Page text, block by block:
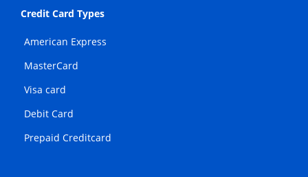
Credit Card Types
American Express
MasterCard
Visa card
Debit Card
Prepaid Creditcard